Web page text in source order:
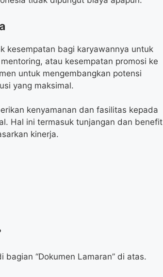
kesempatan bagi karyawannya untuk
atau kesempatan promosi ke
untuk mengembangkan potensi
yang maksimal.
kenyamanan dan fasilitas kepada
Hal ini termasuk tunjangan dan benefit
kinerja.
“Dokumen Lamaran” di atas.